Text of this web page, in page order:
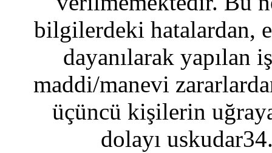
bilgilerdeki hatalardan,
dayanılarak yapılan
maddi/manevi
üçüncü kişilerin
dolayı